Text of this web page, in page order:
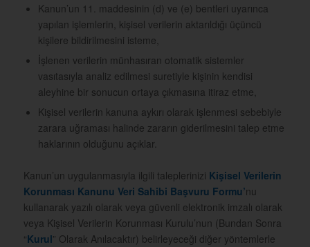
Kanun’un 11. maddesinin (d) ve (e) bentleri uyarınca
yapılan işlemlerin, kişisel verilerin aktarıldığı üçüncü
kişilere bildirilmesini isteme,
İşlenen verilerin münhasıran otomatik sistemler
vasıtasıyla analiz edilmesi suretiyle kişinin kendisi
aleyhine bir sonucun ortaya çıkmasına itiraz etme,
Kişisel verilerin kanuna aykırı olarak işlenmesi sebebiyle
zarara uğraması halinde zararın giderilmesini talep etme
haklarının olduğunu açıklar.
Kanun’un uygulanmasıyla ilgili taleplerinizi Kişisel Verilerin
Korunması Kanunu Veri Sahibi Başvuru Formu’nu
kullanarak yazılı olarak veya güvenli elektronik imzalı olarak
veya Kişisel Verilerin Korunması Kurulu’nun (Bundan Sonra
“Kurul” Olarak Anılacaktır) belirleyeceği diğer yöntemlerle